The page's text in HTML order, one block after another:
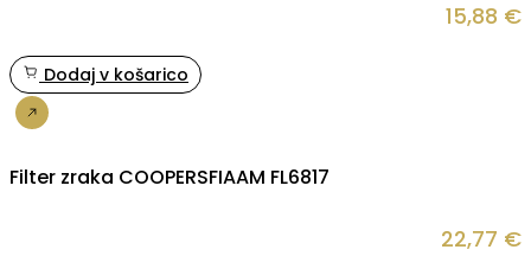
15,88 €
Dodaj v košarico
Filter zraka COOPERSFIAAM FL6817
22,77 €